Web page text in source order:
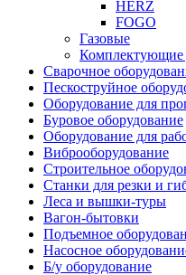
HERZ
FOGO
Газовые
Комплектующие
Сварочное
Пескоструйное
Оборудование для
Буровое оборудование
Оборудование для
Виброоборудование
Строительное
Станки для резки и
Леса и вышки-туры
Вагон-бытовки
Подъемное
Насосное
Б/у оборудование